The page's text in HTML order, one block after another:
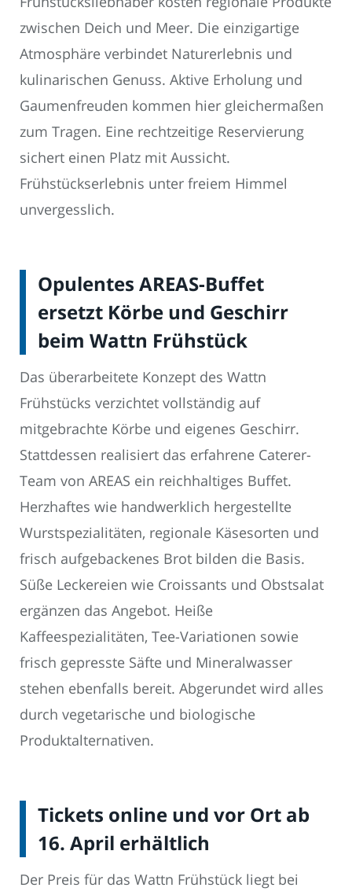
zwischen Deich und Meer. Die einzigartige
Atmosphäre verbindet Naturerlebnis und
kulinarischen Genuss. Aktive Erholung und
Gaumenfreuden kommen hier gleichermaßen
zum Tragen. Eine rechtzeitige Reservierung
sichert einen Platz mit Aussicht.
Frühstückserlebnis unter freiem Himmel
unvergesslich.
Opulentes AREAS-Buffet
ersetzt Körbe und Geschirr
beim Wattn Frühstück
Das überarbeitete Konzept des Wattn
Frühstücks verzichtet vollständig auf
mitgebrachte Körbe und eigenes Geschirr.
Stattdessen realisiert das erfahrene Caterer-
Team von AREAS ein reichhaltiges Buffet.
Herzhaftes wie handwerklich hergestellte
Wurstspezialitäten, regionale Käsesorten und
frisch aufgebackenes Brot bilden die Basis.
Süße Leckereien wie Croissants und Obstsalat
ergänzen das Angebot. Heiße
Kaffeespezialitäten, Tee-Variationen sowie
frisch gepresste Säfte und Mineralwasser
stehen ebenfalls bereit. Abgerundet wird alles
durch vegetarische und biologische
Produktalternativen.
Tickets online und vor Ort ab
16. April erhältlich
Der Preis für das Wattn Frühstück liegt bei